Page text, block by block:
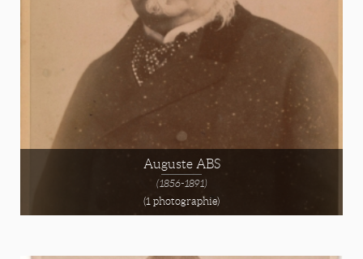
Auguste ABS
(1856-1891)
(1 photographie)